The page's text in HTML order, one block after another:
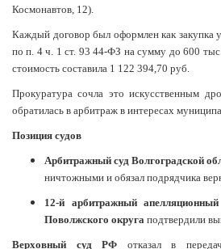
Космонавтов, 12).
Каждый договор был оформлен как закупка
по п. 4 ч. 1 ст. 93 44-ФЗ на сумму до 600
стоимость составила 1 122 394,70 руб.
Прокуратура сочла это искусственным
обратилась в арбитраж в интересах
Позиция судов
Арбитражный суд Волгоградской
ничтожными и обязал подрядчика
12-й арбитражный
Поволжского округа подтвердили
Верховный суд РФ отказал в